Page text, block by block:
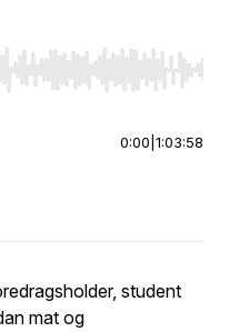
Home/End to jump to
0:00 1:03:58
student
mat og